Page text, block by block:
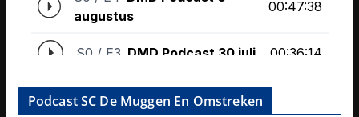
Podcast SC De Muggen En Omstreken